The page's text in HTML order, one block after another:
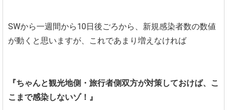
SWから一週間から10日後ごろから、新規感染者数の数値
が動くと思いますが、これであまり増えなければ
『ちゃんと観光地側・旅行者側双方が対策しておけば、こ
こまで感染しないゾ！』